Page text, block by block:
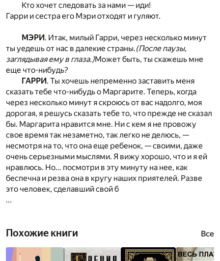
Кто хочет следовать за нами — иди!
Гарри и сестра его Мэри отходят и гуляют.
МЭРИ . Итак, милый Гарри, через несколько минут
ты уедешь от нас в далекие страны.(После паузы,
заглядывая ему в глаза.)Может быть, ты скажешь мне
еще что-нибудь?
ГАРРИ . Ты хочешь непременно заставить меня
сказать тебе что-нибудь о Маргарите. Теперь, когда
через несколько минут я скроюсь от вас надолго, моя
дорогая, я решусь сказать тебе то, что прежде не сказал
бы. Маргарита нравится мне. Ни с кем я не провожу
свое время так незаметно, так легко не делюсь, —
несмотря на то, что она еще ребенок, — своими, даже
очень серьезными мыслями. Я вижу хорошо, что и я ей
нравлюсь. Но… посмотри в эту минуту на нее, как
беспечна и резва она в кругу наших приятелей. Разве
это человек, сделавший свой б
...
Похожие книги Все